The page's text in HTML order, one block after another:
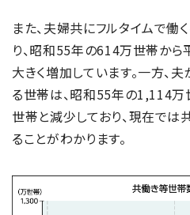
また、夫婦共にフルタイムで
り、昭和55年の614万世帯か
大きく増加しています。一方、
る世帯は、昭和55年の1,114
世帯と減少しており、現在で
ることがわかります。